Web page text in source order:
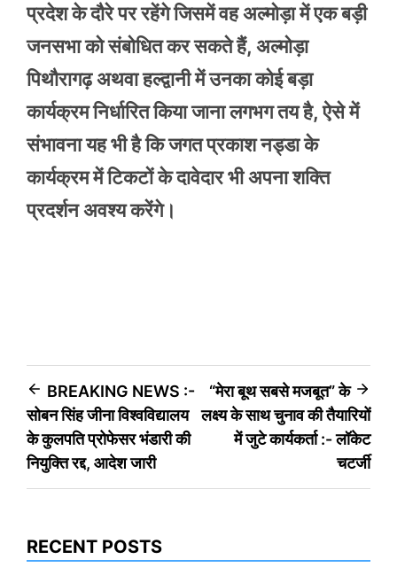
प्रदेश के दौरे पर रहेंगे जिसमें वह अल्मोड़ा में एक बड़ी
जनसभा को संबोधित कर सकते हैं, अल्मोड़ा
पिथौरागढ़ अथवा हल्द्वानी में उनका कोई बड़ा
कार्यक्रम निर्धारित किया जाना लगभग तय है, ऐसे में
संभावना यह भी है कि जगत प्रकाश नड्डा के
कार्यक्रम में टिकटों के दावेदार भी अपना शक्ति
प्रदर्शन अवश्य करेंगे।
Post
navigation
BREAKING NEWS :-
सोबन सिंह जीना विश्वविद्यालय
के कुलपति प्रोफेसर भंडारी की
नियुक्ति रद्द, आदेश जारी
“मेरा बूथ सबसे मजबूत” के
लक्ष्य के साथ चुनाव की तैयारियों
में जुटे कार्यकर्ता :- लॉकेट
चटर्जी
RECENT POSTS